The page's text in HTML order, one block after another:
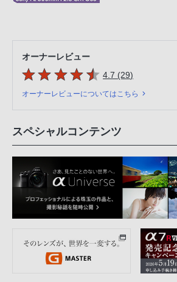
オーナーレビュー
5つの星のうち
4.7 (29件のレビュー
)
オーナーレビューについてはこちら
スペシャルコンテンツ